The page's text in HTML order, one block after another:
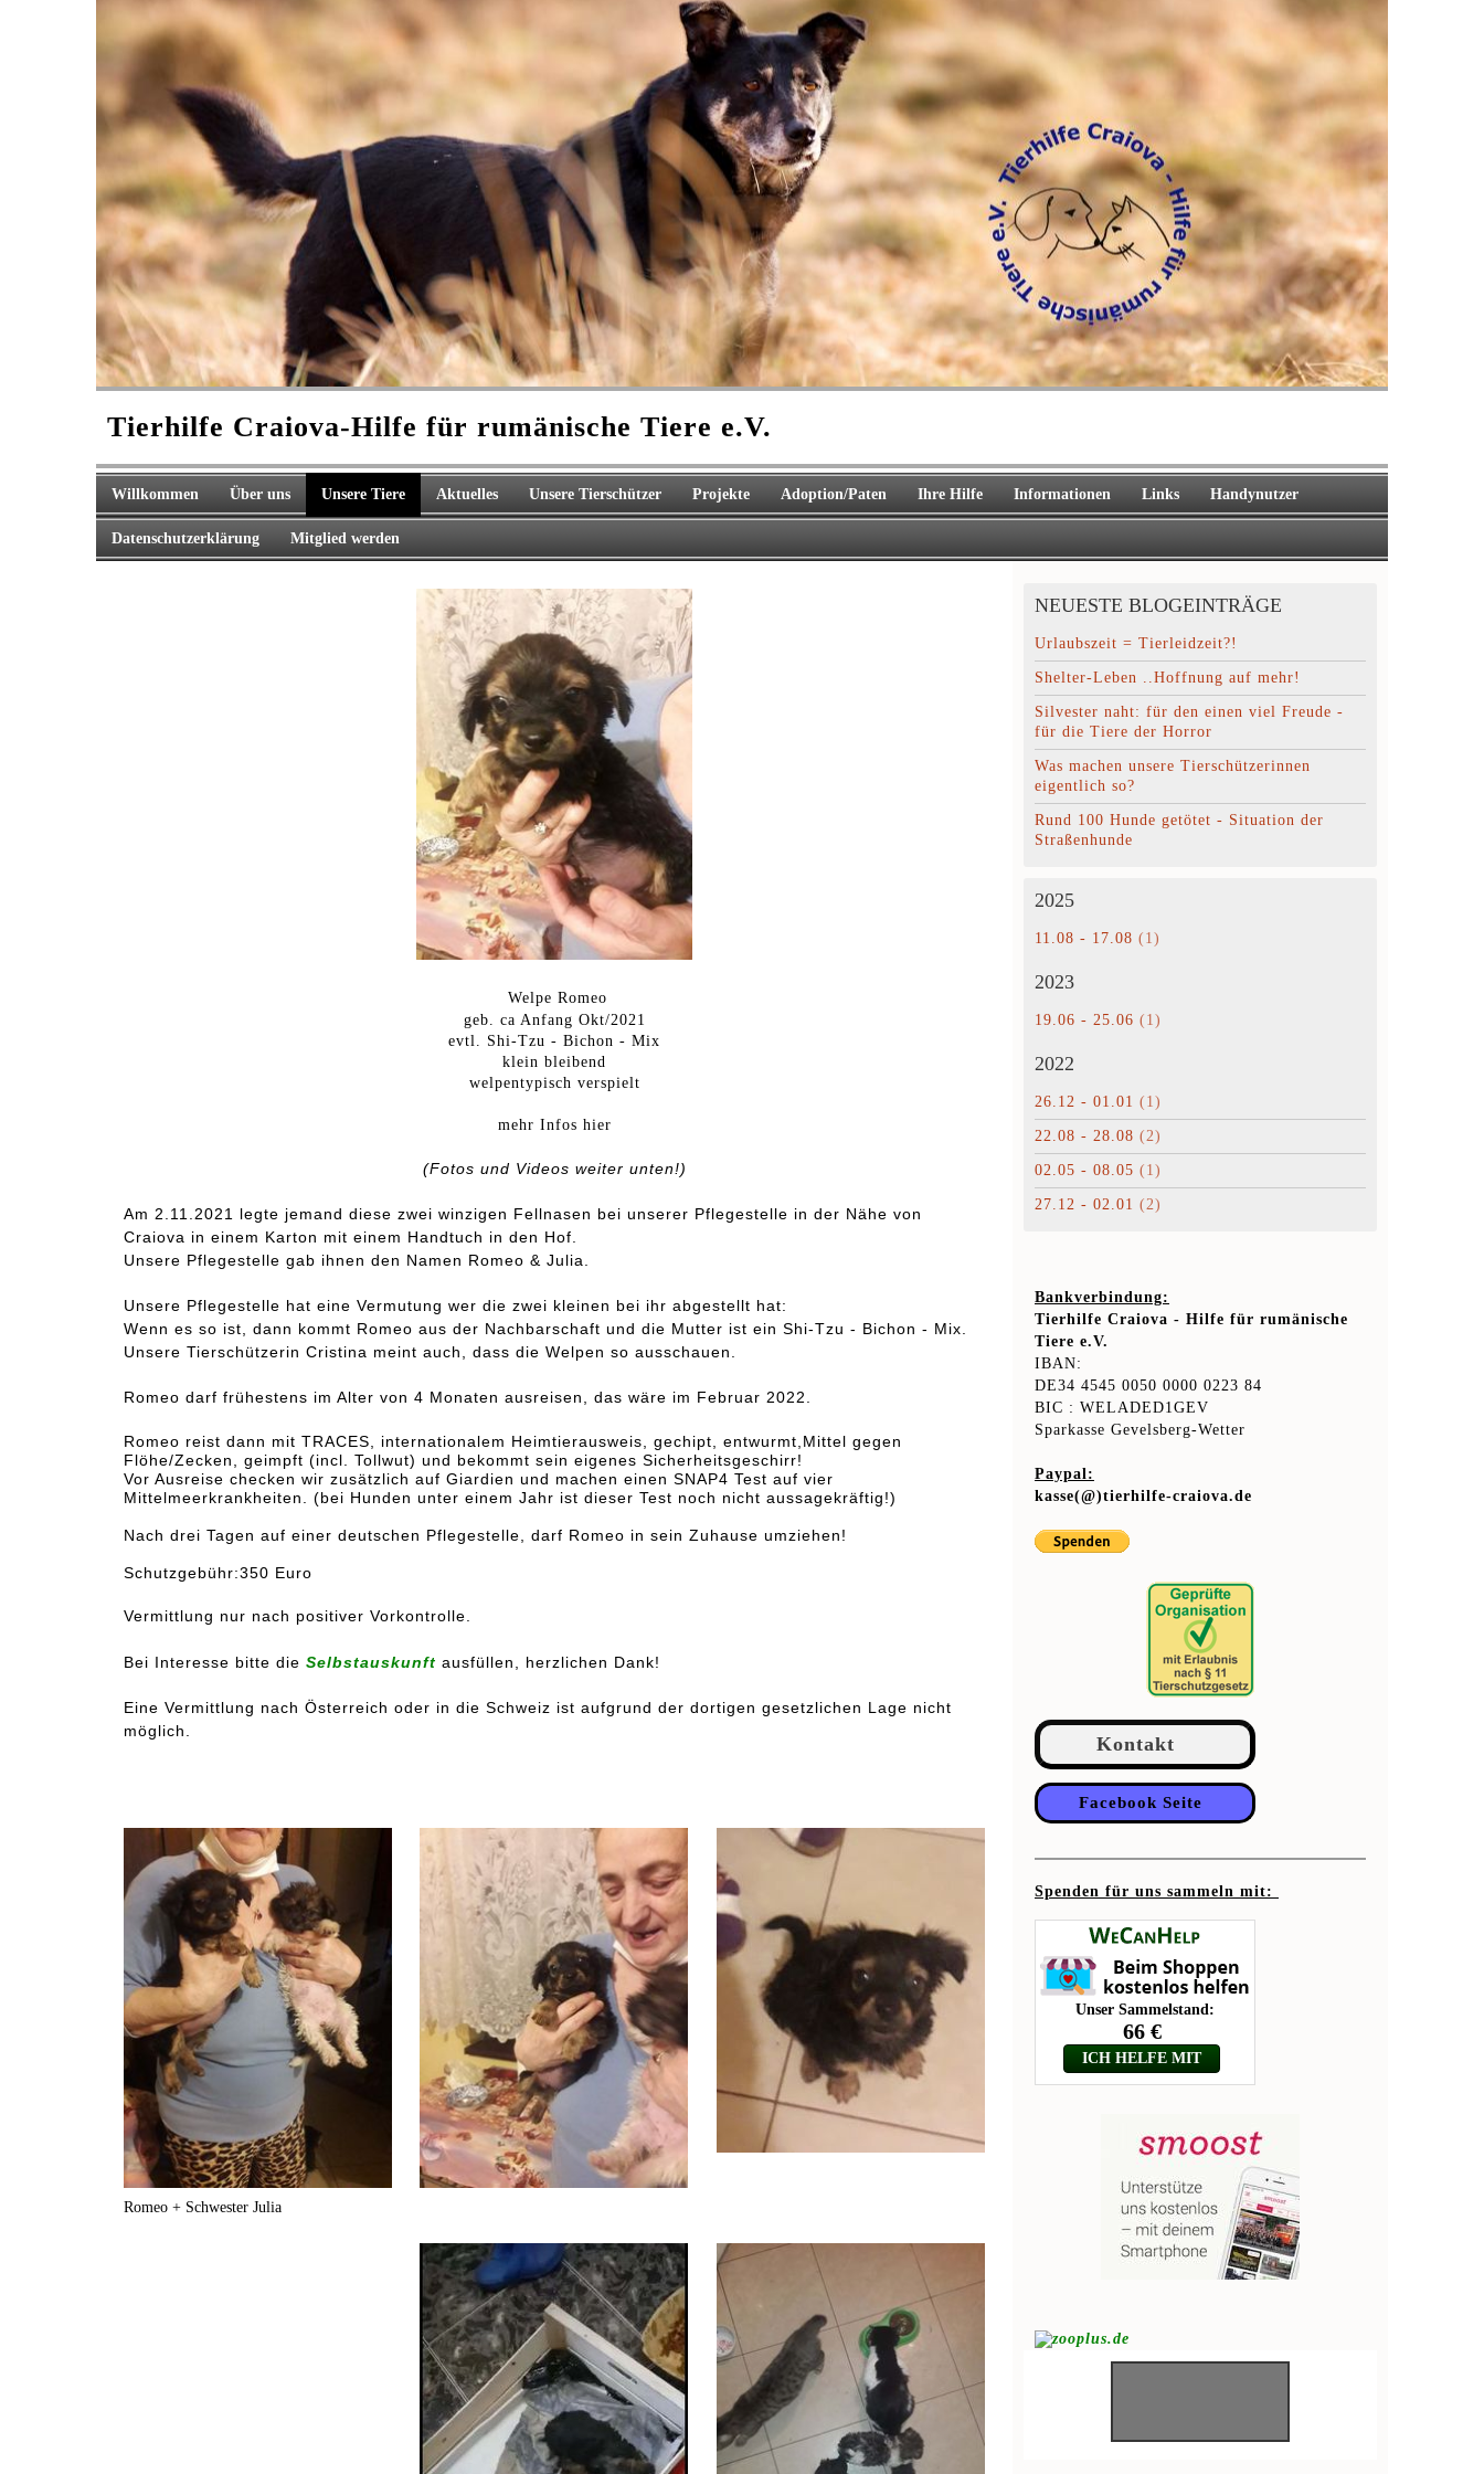
Tierhilfe Craiova-Hilfe für rumänische Tiere e.V.
Willkommen Über uns Unsere Tiere Aktuelles Unsere Tierschützer Projekte Adoption/Paten Ihre Hilfe Informationen Links Handynutzer
Datenschutzerklärung Mitglied werden
NEUESTE BLOGEINTRÄGE
Urlaubszeit = Tierleidzeit?!
Shelter-Leben ..Hoffnung auf mehr!
Silvester naht: für den einen viel Freude -
für die Tiere der Horror
Was machen unsere Tierschützerinnen
eigentlich so?
Rund 100 Hunde getötet - Situation der
Straßenhunde
2025
11.08 - 17.08 (1)
2023
19.06 - 25.06 (1)
2022
26.12 - 01.01 (1)
22.08 - 28.08 (2)
02.05 - 08.05 (1)
27.12 - 02.01 (2)
Bankverbindung:
Tierhilfe Craiova - Hilfe für rumänische
Tiere e.V.
IBAN:
DE34 4545 0050 0000 0223 84
BIC : WELADED1GEV
Sparkasse Gevelsberg-Wetter
Paypal:
kasse(@)tierhilfe-craiova.de
Kontakt
Facebook Seite
Spenden für uns sammeln mit:
Welpe Romeo
geb. ca Anfang Okt/2021
evtl. Shi-Tzu - Bichon - Mix
klein bleibend
welpentypisch verspielt
mehr Infos hier
(Fotos und Videos weiter unten!)
Am 2.11.2021 legte jemand diese zwei winzigen Fellnasen bei unserer Pflegestelle in der Nähe von
Craiova in einem Karton mit einem Handtuch in den Hof.
Unsere Pflegestelle gab ihnen den Namen Romeo & Julia.
Unsere Pflegestelle hat eine Vermutung wer die zwei kleinen bei ihr abgestellt hat:
Wenn es so ist, dann kommt Romeo aus der Nachbarschaft und die Mutter ist ein Shi-Tzu - Bichon - Mix.
Unsere Tierschützerin Cristina meint auch, dass die Welpen so ausschauen.
Romeo darf frühestens im Alter von 4 Monaten ausreisen, das wäre im Februar 2022.
Romeo reist dann mit TRACES, internationalem Heimtierausweis, gechipt, entwurmt,Mittel gegen
Flöhe/Zecken, geimpft (incl. Tollwut) und bekommt sein eigenes Sicherheitsgeschirr!
Vor Ausreise checken wir zusätzlich auf Giardien und machen einen SNAP4 Test auf vier
Mittelmeerkrankheiten. (bei Hunden unter einem Jahr ist dieser Test noch nicht aussagekräftig!)
Nach drei Tagen auf einer deutschen Pflegestelle, darf Romeo in sein Zuhause umziehen!
Schutzgebühr:350 Euro
Vermittlung nur nach positiver Vorkontrolle.
Bei Interesse bitte die Selbstauskunft ausfüllen, herzlichen Dank!
Eine Vermittlung nach Österreich oder in die Schweiz ist aufgrund der dortigen gesetzlichen Lage nicht
möglich.
Romeo + Schwester Julia